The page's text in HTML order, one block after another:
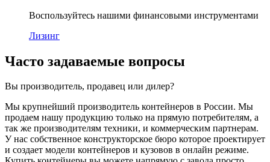
Воспользуйтесь нашими финансовыми инструментами
Лизинг
Часто задаваемые вопросы
Вы производитель, продавец или дилер?
Мы крупнейший производитель контейнеров в России. Мы
продаем нашу продукцию только на прямую потребителям, а
так же производителям техники, и коммерческим партнерам.
У нас собственное конструкторское бюро которое проектирует
и создает модели контейнеров и кузовов в онлайн режиме.